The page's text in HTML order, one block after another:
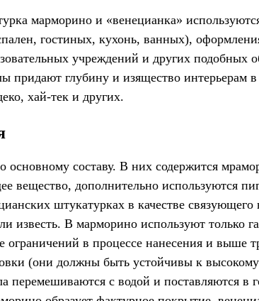
марморино и «венецианка»
гостиных, кухонь, ванных),
учреждений и других подобных
придают глубину и изящество интерьерам в
хай-тек и других.
основному составу. В них содержится
вещество, дополнительно используются
штукатурках в качестве связующего
известь. В марморино используют только
ограничений в процессе нанесения и выше
(они должны быть устойчивы к
перемешиваются с водой и поставляются в